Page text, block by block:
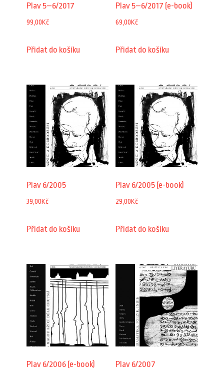
Plav 5–6/2017
99,00Kč
Přidat do košíku
Plav 5–6/2017 (e-book)
69,00Kč
Přidat do košíku
Plav 6/2005
39,00Kč
Přidat do košíku
Plav 6/2005 (e-book)
29,00Kč
Přidat do košíku
Plav 6/2006 (e-book) Plav 6/2007